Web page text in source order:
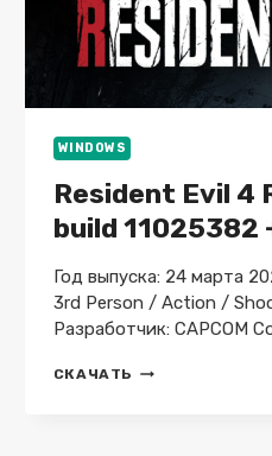
WINDOWS
Resident Evil 4
build 11025382
Год выпуска: 24 марта
3rd Person / Action /
Разработчик: CAPCOM
СКАЧАТЬ RESIDENT